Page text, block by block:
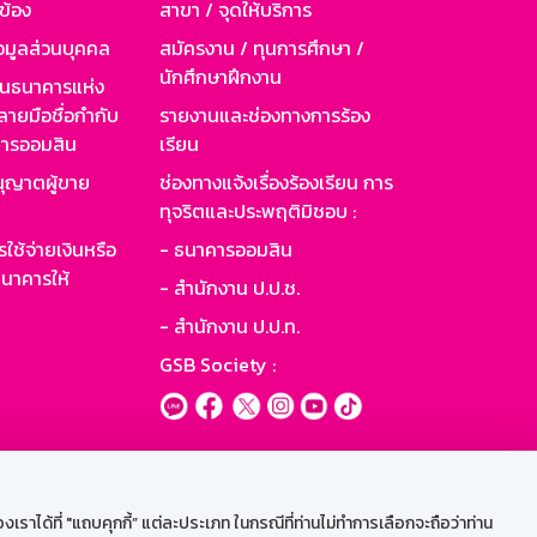
ได้ที่ "แถบคุกกี้” แต่ละประเภท ในกรณีที่ท่านไม่ทำการเลือกจะถือว่าท่าน
อง
มูลส่วนบุคคล
นาคารแห่ง
ายมือชื่อกำกับ
รออมสิน
ญาตผู้ขาย
ช้จ่ายเงินหรือ
คารให้
สาขา / จุดให้บริการ
สมัครงาน / ทุนการศึกษา /
นักศึกษาฝึกงาน
รายงานและช่องทางการร้อง
เรียน
ช่องทางแจ้งเรื่องร้องเรียน การ
ทุจริตและประพฤติมิชอบ :
- ธนาคารออมสิน
- สำนักงาน ป.ป.ช.
- สำนักงาน ป.ป.ท.
GSB Society :